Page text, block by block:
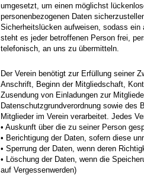
umgesetzt, um einen möglichst
personenbezogenen Daten
Sicherheitslücken aufweisen, sodass
steht es jeder betroffenen Person frei,
telefonisch, an uns zu übermitteln.
Der Verein benötigt zur Erfüllung seiner
Anschrift, Beginn der Mitgliedschaft,
Zusendung von Einladungen zur
Datenschutzgrundverordnung sowie des
Mitglieder im Verein verarbeitet. Jedes
• Auskunft über die zu seiner Person
• Berichtigung der Daten, sofern diese
• Sperrung der Daten, wenn deren
• Löschung der Daten, wenn die
auf Vergessenwerden)